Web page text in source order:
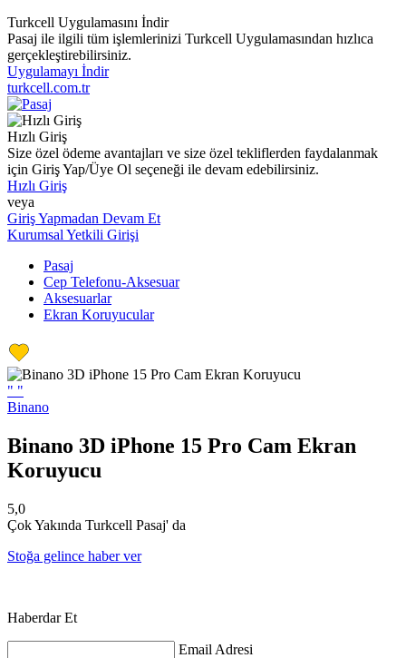
Turkcell Uygulamasını İndir
Pasaj ile ilgili tüm işlemlerinizi Turkcell Uygulamasından hızlıca
gerçekleştirebilirsiniz.
Uygulamayı İndir
turkcell.com.tr
Hızlı Giriş
Size özel ödeme avantajları ve size özel tekliflerden faydalanmak
için Giriş Yap/Üye Ol seçeneği ile devam edebilirsiniz.
Hızlı Giriş
veya
Giriş Yapmadan Devam Et
Kurumsal Yetkili Girişi
Pasaj
Cep Telefonu-Aksesuar
Aksesuarlar
Ekran Koruyucular
" "
Binano
Binano 3D iPhone 15 Pro Cam Ekran
Koruyucu
5,0
Çok Yakında Turkcell Pasaj' da
Stoğa gelince haber ver
Haberdar Et
Email Adresi